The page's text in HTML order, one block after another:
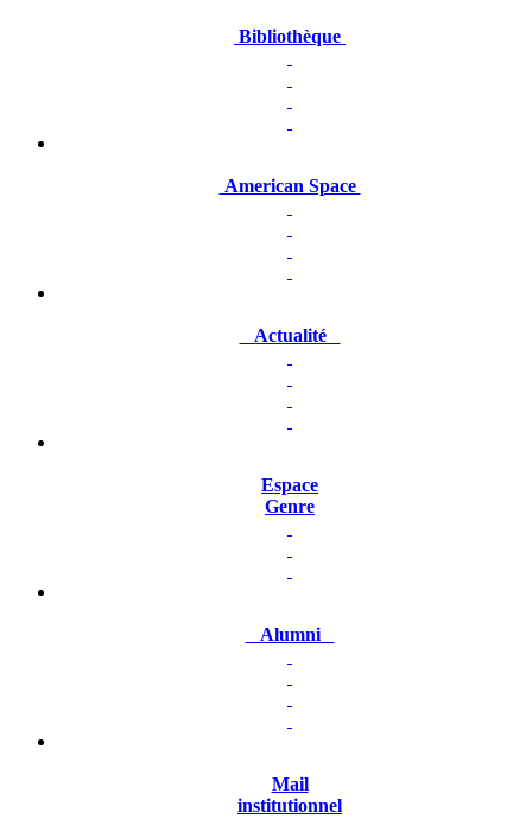
Bibliothèque
American Space
Actualité
Espace
Genre
Alumni
Mail
institutionnel